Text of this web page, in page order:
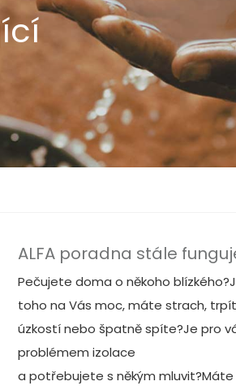
ALFA poradna stále
Pečujete doma o někoho
toho na Vás moc, máte strach,
úzkostí nebo špatně spíte?Je pro
problémem izolace
a potřebujete s někým mluvit?Máte